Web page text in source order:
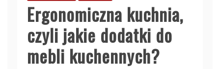
Ergonomiczna kuchnia,
czyli jakie dodatki do
mebli kuchennych?